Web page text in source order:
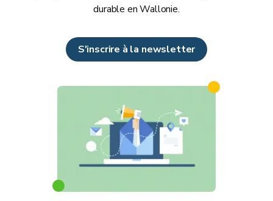
durable en Wallonie.
S'inscrire à la newsletter